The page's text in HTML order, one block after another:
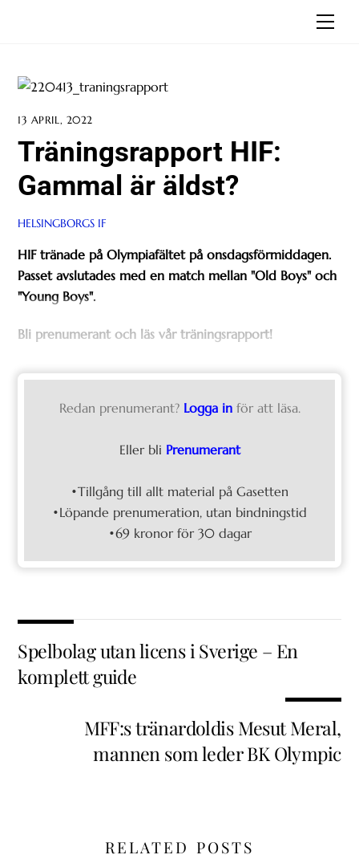
13 APRIL, 2022
Träningsrapport HIF:
Gammal är äldst?
HELSINGBORGS IF
HIF tränade på Olympiafältet på onsdagsförmiddagen.
Passet avslutades med en match mellan "Old Boys" och
"Young Boys".
Bli prenumerant och läs vår träningsrapport!
Redan prenumerant? Logga in för att läsa.
Eller bli Prenumerant
•Tillgång till allt material på Gasetten
•Löpande prenumeration, utan bindningstid
•69 kronor för 30 dagar
Spelbolag utan licens i Sverige – En
komplett guide
MFF:s tränardoldis Mesut Meral,
mannen som leder BK Olympic
RELATED POSTS